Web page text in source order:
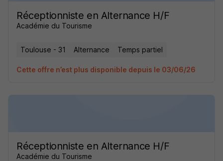
Réceptionniste en Alternance H/F
Académie du Tourisme
Toulouse - 31 Alternance Temps partiel
Cette offre n’est plus disponible depuis le 03/06/26
Réceptionniste en Alternance H/F
Académie du Tourisme